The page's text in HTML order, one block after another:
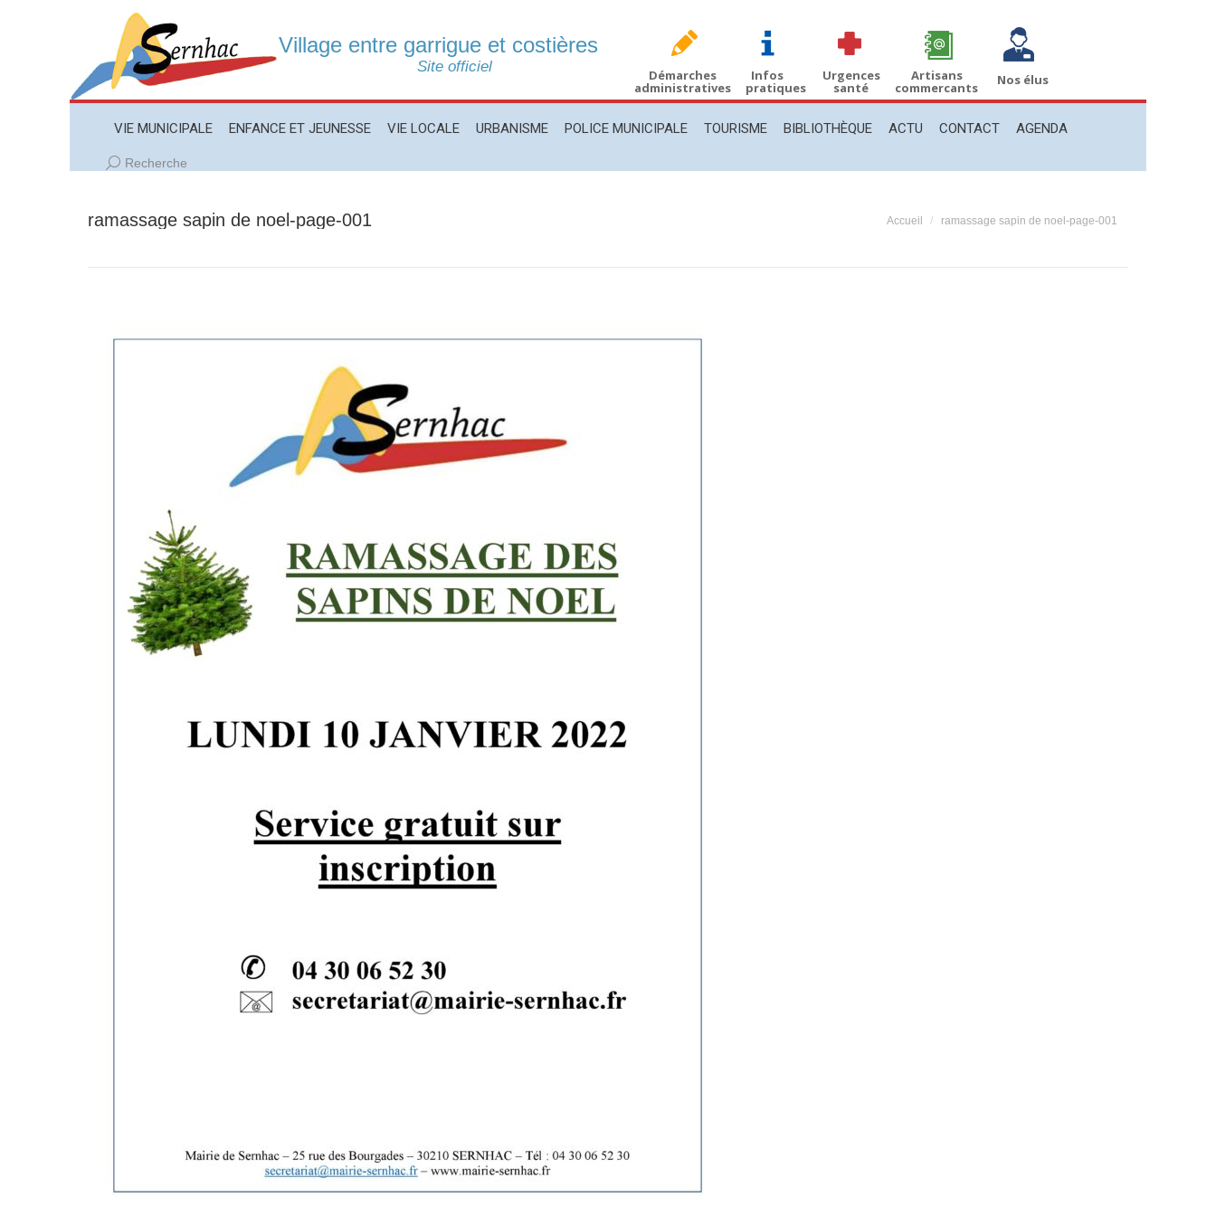
Village entre garrigue et costières
Site officiel Démarches
administratives
Infos
pratiques
Urgences
santé
Artisans
commercants Nos élus
VIE MUNICIPALE ENFANCE ET JEUNESSE VIE LOCALE URBANISME POLICE MUNICIPALE TOURISME BIBLIOTHÈQUE ACTU CONTACT AGENDA
Recherche
Recherche
ramassage sapin de noel-page-001 Vous êtes ici :
Accueil ramassage sapin de noel-page-001
VIE MUNICIPALE ENFANCE ET JEUNESSE VIE LOCALE URBANISME POLICE MUNICIPALE TOURISME BIBLIOTHÈQUE CONTACT AGENDA